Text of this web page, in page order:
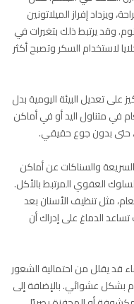
ويزداد إفراز الميلاتونين
وقد يرتبط ذلك بتغيرات في
لاستخدام السكر وتصبح أكثر
على تعديل البيئة اليومية بدل
في متناول اليد أو في أماكن
حتى بدون جوع حقيقي.
والسناكات عن أماكن
العفوي المرتبط بالأكل.
مثل تنظيف الأسنان بعد
الدماغ على إدراك أن
قد يقلل من احتمالية الشعور
بشكل عشوائي. بالإضافة إلى